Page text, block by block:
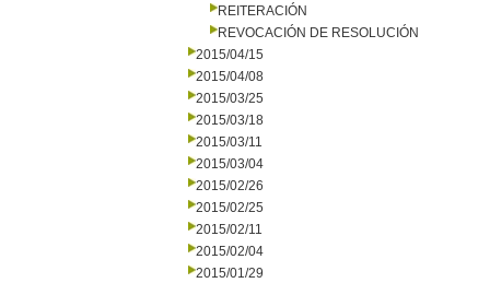
REITERACIÓN
REVOCACIÓN DE RESOLUCIÓN
2015/04/15
2015/04/08
2015/03/25
2015/03/18
2015/03/11
2015/03/04
2015/02/26
2015/02/25
2015/02/11
2015/02/04
2015/01/29